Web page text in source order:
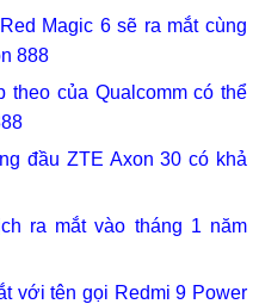
Magic 6 sẽ ra mắt cùng
888
theo của Qualcomm có thể
đầu ZTE Axon 30 có khả
ra mắt vào tháng 1 năm
với tên gọi Redmi 9 Power